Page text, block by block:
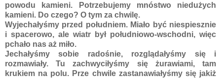
powodu kamieni. Potrzebujemy mnóstwo niedużych
kamieni. Do czego? O tym za chwilę.
Wyjechałyśmy przed południem. Miało być niespiesznie
i spacerowo, ale wiatr był południowo-wschodni, więc
pchało nas aż miło.
Jechałyśmy sobie radośnie, rozglądałyśmy się i
rozmawiały. Tu zachwyciłyśmy się żurawiami, tam
krukiem na polu. Prze chwile zastanawiałyśmy się jakiż